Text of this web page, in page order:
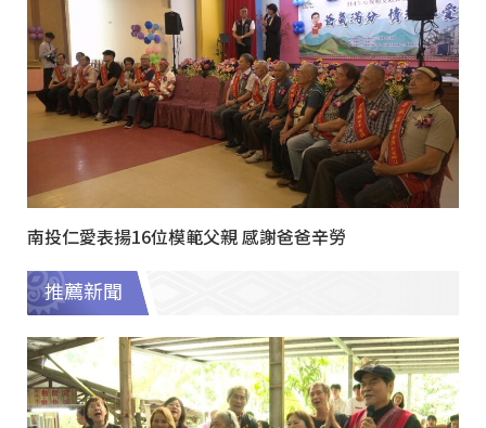
南投仁愛表揚16位模範父親 感謝爸爸辛勞
推薦新聞